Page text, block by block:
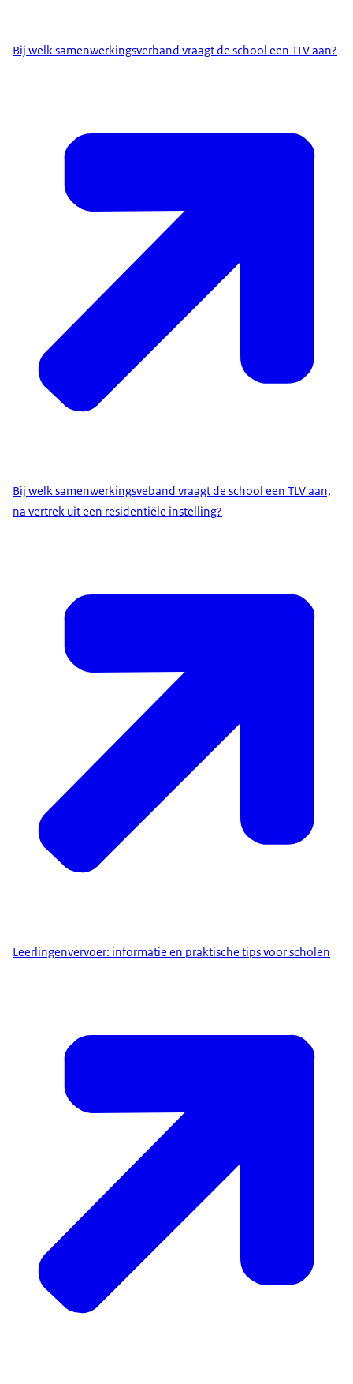
Bij welk samenwerkingsverband vraagt de school een TLV aan?
Bij welk samenwerkingsveband vraagt de school een TLV aan,
na vertrek uit een residentiële instelling?
Leerlingenvervoer: informatie en praktische tips voor scholen